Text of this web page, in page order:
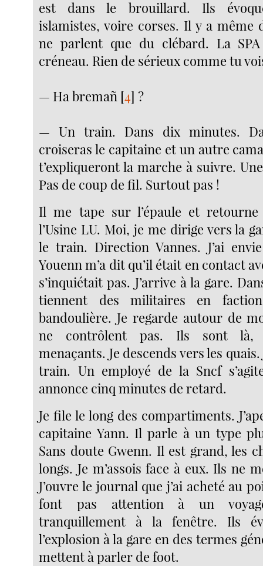
est dans le brouillard. Ils
islamistes, voire corses. Il y a même
ne parlent que du clébard. La
créneau. Rien de sérieux comme tu
— Ha bremañ [4] ?
— Un train. Dans dix minutes.
croiseras le capitaine et un autre
t’expliqueront la marche à suivre.
Pas de coup de fil. Surtout pas !
Il me tape sur l’épaule et
l’Usine LU. Moi, je me dirige vers la
le train. Direction Vannes. J’ai
Youenn m’a dit qu’il était en contact
s’inquiétait pas. J’arrive à la gare.
tiennent des militaires en
bandoulière. Je regarde autour de
ne contrôlent pas. Ils sont là,
menaçants. Je descends vers les
train. Un employé de la Sncf
annonce cinq minutes de retard.
Je file le long des compartiments.
capitaine Yann. Il parle à un type
Sans doute Gwenn. Il est grand, les
longs. Je m’assois face à eux. Ils ne
J’ouvre le journal que j’ai acheté au
font pas attention à un
tranquillement à la fenêtre. Ils
l’explosion à la gare en des termes
mettent à parler de foot.